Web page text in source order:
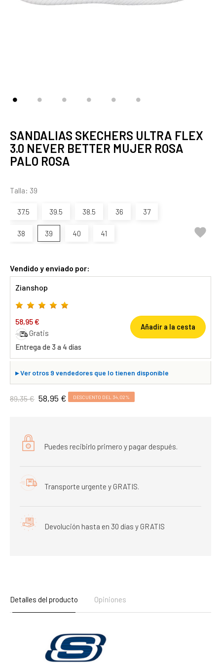
SANDALIAS SKECHERS ULTRA FLEX
3.0 NEVER BETTER MUJER ROSA
PALO ROSA
Talla: 39
37.5 39.5 38.5 36 37
38 39 40 41 
Vendido y enviado por:
Zianshop
58,95 €
Gratis
Entrega de 3 a 4 días
Añadir a la cesta
▸Ver otros 9 vendedores que lo tienen disponible
89,35 € 58,95 € DESCUENTO DEL 34,02%
Puedes recibirlo primero y pagar después.
Transporte urgente y GRATIS.
Devolución hasta en 30 días y GRATIS
Detalles del producto Opiniones